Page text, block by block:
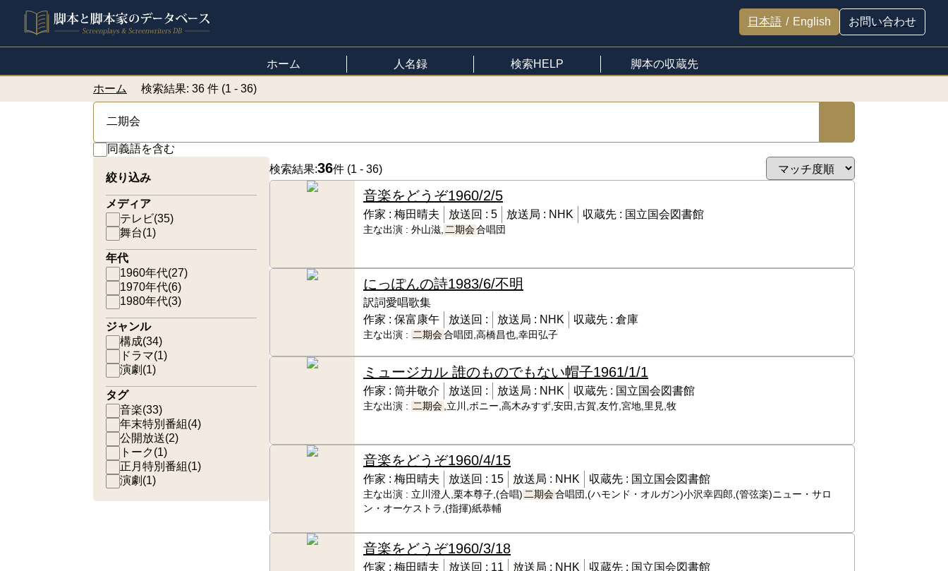
日本語 / English お問い合わせ
ホーム 人名録 検索HELP 脚本の収蔵先
ホーム 検索結果: 36 件 (1 - 36)
同義語を含む
絞り込み
メディア
テレビ(35)
舞台(1)
年代
1960年代(27)
1970年代(6)
1980年代(3)
ジャンル
構成(34)
ドラマ(1)
演劇 (1)
タグ
音楽(33)
年末特別番組(4)
公開放送(2)
トーク(1)
正月特別番組(1)
演劇 (1)
検索結果:36件 (1 - 36)
音楽をどうぞ1960/2/5
作家 : 梅田晴夫 放送回 : 5 放送局 : NHK 収蔵先 : 国立国会図書館
主な出演 : 外山滋, 二期会合唱団
にっぽんの詩1983/6/不明
訳詞愛唱歌集
作家 : 保富康午 放送回 : 放送局 : NHK 収蔵先 : 倉庫
主な出演 : 二期会合唱団,高橋昌也,幸田弘子
ミュージカル 誰のものでもない帽子1961/1/1
作家 : 筒井敬介 放送回 : 放送局 : NHK 収蔵先 : 国立国会図書館
主な出演 : 二期会 ,立川,ボニー,高木みすず,安田,古賀,友竹,宮地,里見,牧
音楽をどうぞ1960/4/15
作家 : 梅田晴夫 放送回 : 15 放送局 : NHK 収蔵先 : 国立国会図書館
主な出演 : 立川澄人,栗本尊子,(合唱) 二期会合唱団,(ハモンド・オルガン)小沢幸四郎,(管弦楽)ニュー・サロ
ン・オーケストラ,(指揮)紙恭輔
音楽をどうぞ1960/3/18
作家 : 梅田晴夫 放送回 : 11 放送局 : NHK 収蔵先 : 国立国会図書館